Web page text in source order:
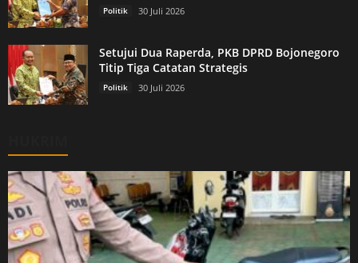
Politik 30 Juli 2026
Setujui Dua Raperda, PKB DPRD Bojonegoro
Titip Tiga Catatan Strategis
Politik 30 Juli 2026